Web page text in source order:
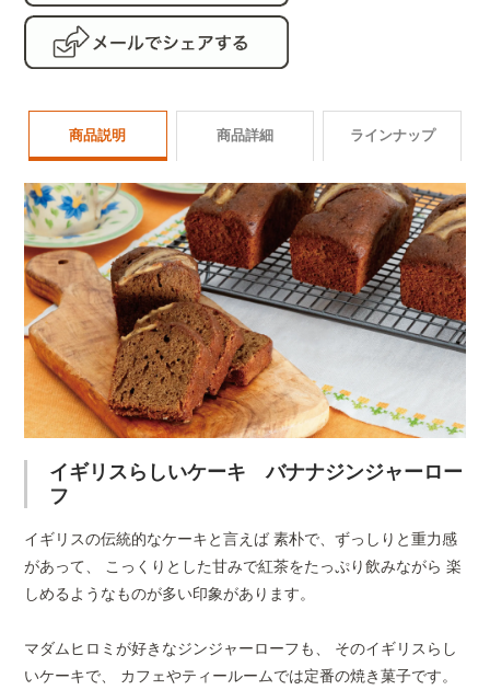
商品説明
イギリスらしいケーキ バナナジンジャーロー
フ
イギリスの伝統的なケーキと言えば 素朴で、ずっしりと重力感
があって、 こっくりとした甘みで紅茶をたっぷり飲みながら 楽
しめるようなものが多い印象があります。
マダムヒロミが好きなジンジャーローフも、 そのイギリスらし
いケーキで、 カフェやティールームでは定番の焼き菓子です。
商品詳細
商品番号 dessert042
名称 洋菓子
製造元 薬糧開発株式会社
原材料
小麦粉（国内製造）、バナ
卵、黒糖、バター、モラセ
ナモンパウダー、 ジンジャ
成分・バナナを含む）
内容量 1本(145g前後)
商品サイズ 100 × 47 × 50 mm
賞味期限 2027年3月19日
ラインナップ
シナグロ焼き菓子 ラインナップ
バナナジンジャ
ーローフ
アンのレモンケ
ーキ
フ
テリーヌドショ
コラ